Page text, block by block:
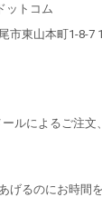
ットコム
東山本町1-8-7
ルによるご注文
げるのにお時間